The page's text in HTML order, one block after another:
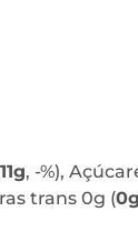
11g, -%),
trans 0g (0g